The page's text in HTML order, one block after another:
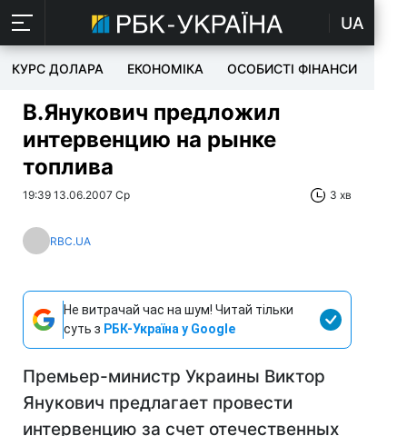
UA
КУРС ДОЛАРА ЕКОНОМІКА ОСОБИСТІ ФІНАНСИ
В.Янукович предложил
интервенцию на рынке
топлива
19:39 13.06.2007 Ср 3 хв
RBC.UA
Не витрачай час на шум! Читай тільки
суть з РБК-Україна у Google
Премьер-министр Украины Виктор
Янукович предлагает провести
интервенцию за счет отечественных